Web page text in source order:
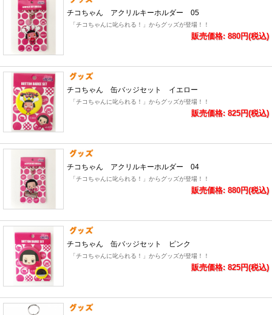
チコちゃん アクリルキーホルダー 05
「チコちゃんに叱られる！」からグッズが登場！！
販売価格: 880円(税込)
チコちゃん 缶バッジセット イエロー
「チコちゃんに叱られる！」からグッズが登場！！
販売価格: 825円(税込)
チコちゃん アクリルキーホルダー 04
「チコちゃんに叱られる！」からグッズが登場！！
販売価格: 880円(税込)
チコちゃん 缶バッジセット ピンク
「チコちゃんに叱られる！」からグッズが登場！！
販売価格: 825円(税込)